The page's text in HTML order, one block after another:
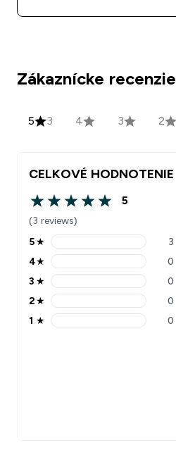
Zákaznícke recenzie
5 3 4 3 2
CELKOVÉ HODNOTENIE
5 out of 5 stars
5
(3 reviews)
5 stars rating 3 reviews
5★ 3
4 stars rating 0 reviews
4★ 0
3 stars rating 0 reviews
3 ★ 0
2 stars rating 0 reviews
2★ 0
1 stars rating 0 reviews
1 ★ 0